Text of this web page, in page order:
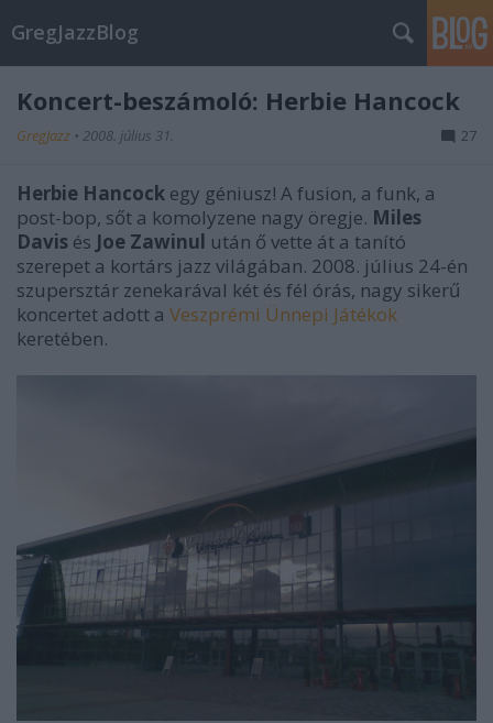
GregJazzBlog
Koncert-beszámoló: Herbie Hancock
GregJazz • 2008. július 31. 27
Herbie Hancock egy géniusz! A fusion, a funk, a
post-bop, sőt a komolyzene nagy öregje. Miles
Davis és Joe Zawinul után ő vette át a tanító
szerepet a kortárs jazz világában. 2008. július 24-én
szupersztár zenekarával két és fél órás, nagy sikerű
koncertet adott a Veszprémi Ünnepi Játékok
keretében.